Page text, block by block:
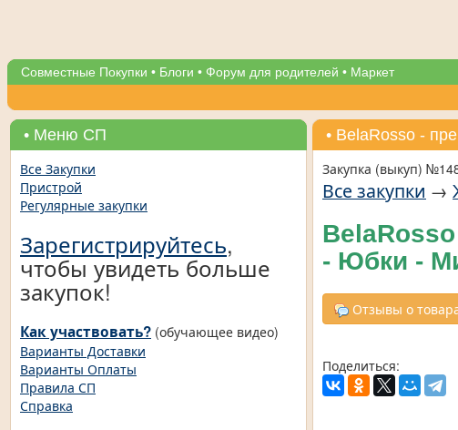
Совместные Покупки • Блоги • Форум для родителей • Маркет
• Меню СП
Все Закупки
Пристрой
Регулярные закупки
Зарегистрируйтесь,
чтобы увидеть больше
закупок!
Как участвовать? (обучающее видео)
Варианты Доставки
Варианты Оплаты
Правила СП
Справка
• BelaRosso -
Закупка (выкуп)
Все закупки →
- Юбки -
Отзывы о
Поделиться: